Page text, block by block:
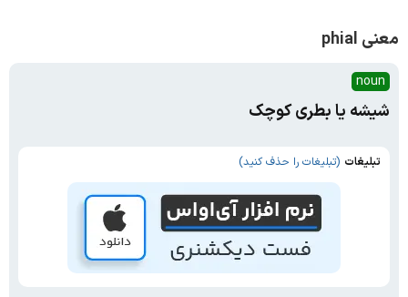
معنی phial
noun
شیشه یا بطری کوچک
تبلیغات (تبلیغات را حذف کنید)